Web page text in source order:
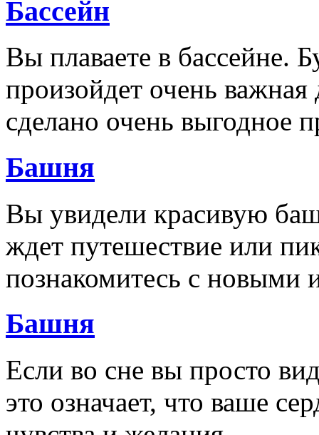
Бассейн
Вы плаваете в бассейне.
произойдет очень важная
сделано очень выгодное
Башня
Вы увидели красивую
ждет путешествие или
познакомитесь с
Башня
Если во сне вы просто
это означает, что ваше